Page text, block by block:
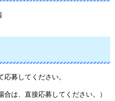
募してください。
合は、直接応募してください。）